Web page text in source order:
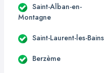
Saint-Alban-en-
Montagne
Saint-Laurent-les-Bains
Berzème